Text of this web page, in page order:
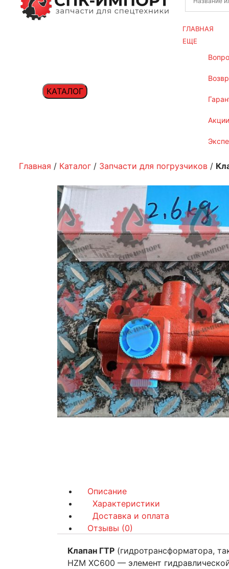
КАТАЛОГ
ГЛАВНАЯ
ЕЩЕ
Главная / Каталог / Запчасти для погрузчиков /
Описание
Характеристики
Доставка и оплата
Отзывы (0)
Клапан ГТР (гидротрансформатора,
HZM XC600 — элемент